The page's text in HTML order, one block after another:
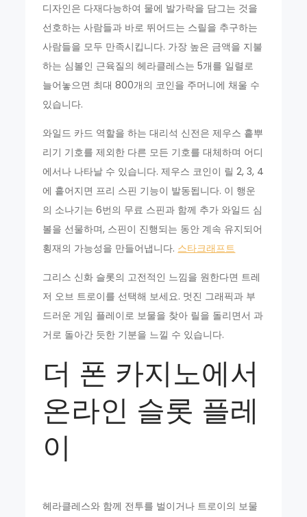
디자인은 다재다능하여 물에 발가락을 담그는 것을
선호하는 사람들과 바로 뛰어드는 스릴을 추구하는
사람들을 모두 만족시킵니다. 가장 높은 금액을 지불
하는 심볼인 근육질의 헤라클레스는 5개를 일렬로
늘어놓으면 최대 800개의 코인을 주머니에 채울 수
있습니다.
와일드 카드 역할을 하는 대리석 신전은 제우스 흩뿌
리기 기호를 제외한 다른 모든 기호를 대체하며 어디
에서나 나타날 수 있습니다. 제우스 코인이 릴 2, 3, 4
에 흩어지면 프리 스핀 기능이 발동됩니다. 이 행운
의 소나기는 6번의 무료 스핀과 함께 추가 와일드 심
볼을 선물하며, 스핀이 진행되는 동안 계속 유지되어
횡재의 가능성을 만들어냅니다. 스타크래프트
그리스 신화 슬롯의 고전적인 느낌을 원한다면 트레
저 오브 트로이를 선택해 보세요. 멋진 그래픽과 부
드러운 게임 플레이로 보물을 찾아 릴을 돌리면서 과
거로 돌아간 듯한 기분을 느낄 수 있습니다.
더 폰 카지노에서
온라인 슬롯 플레
이
헤라클레스와 함께 전투를 벌이거나 트로이의 보물